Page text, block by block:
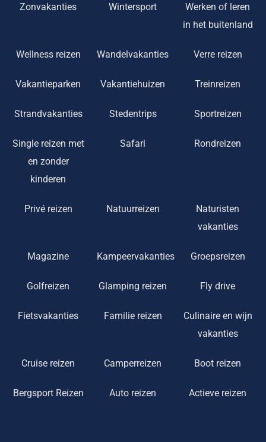
Zonvakanties Wintersport
Werken of leren
in het buitenland
Wellness reizen Wandelvakanties Verre reizen
Vakantieparken Vakantiehuizen Treinreizen
Strandvakanties Stedentrips Sportreizen
Single reizen met
en zonder
kinderen
Safari Rondreizen
Privé reizen Natuurreizen
Naturisten
vakanties
Magazine Kampeervakanties Groepsreizen
Golfreizen Glamping reizen Fly drive
Fietsvakanties Familie reizen
Culinaire en wijn
vakanties
Cruise reizen Camperreizen Boot reizen
Bergsport Reizen Auto reizen Actieve reizen